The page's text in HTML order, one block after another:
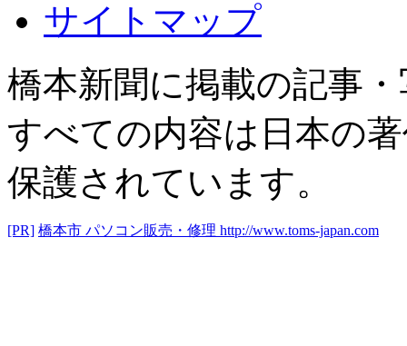
サイトマップ
橋本新聞に掲載の記事
すべての内容は日本の
保護されています。
[PR] 橋本市 パソコン販売・修理 http://www.toms-japan.com